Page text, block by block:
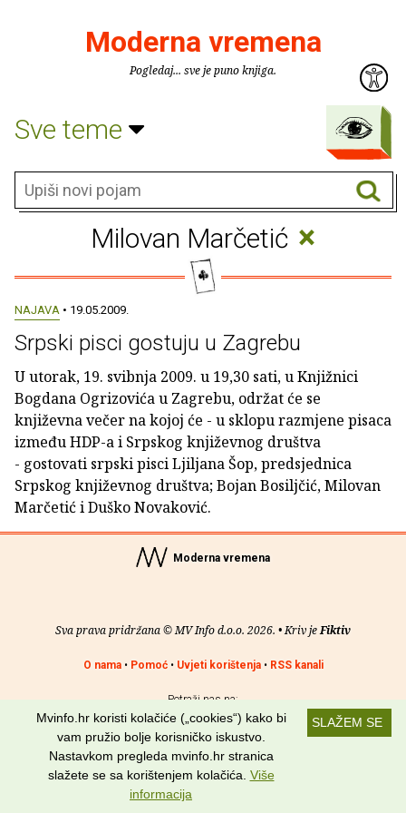
Moderna vremena
Pogledaj... sve je puno knjiga.
Sve teme
Milovan Marčetić ×
NAJAVA • 19.05.2009.
Srpski pisci gostuju u Zagrebu
U utorak, 19. svibnja 2009. u 19,30 sati, u Knjižnici
Bogdana Ogrizovića u Zagrebu, održat će se
književna večer na kojoj će - u sklopu razmjene pisaca
između HDP-a i Srpskog književnog društva
- gostovati srpski pisci Ljiljana Šop, predsjednica
Srpskog književnog društva; Bojan Bosiljčić, Milovan
Marčetić i Duško Novaković.
Moderna vremena
Sva prava pridržana © MV Info d.o.o. 2026. • Kriv jeFiktiv
O nama• Pomoć• Uvjeti korištenja• RSS kanali
Potraži nas na:
SLAŽEM SE
Mvinfo.hr koristi kolačiće („cookies“) kako bi
vam pružio bolje korisničko iskustvo.
Nastavkom pregleda mvinfo.hr stranica
slažete se sa korištenjem kolačića. Više
informacija